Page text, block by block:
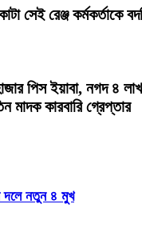
সেই রেঞ্জ কর্মকর্তাকে
পিস ইয়াবা, নগদ ৪
মাদক কারবারি গ্রেপ্তার
দলে নতুন ৪ মুখ